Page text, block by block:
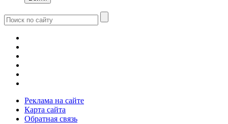
Реклама на сайте
Карта сайта
Обратная связь